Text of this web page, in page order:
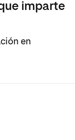
imparte
en